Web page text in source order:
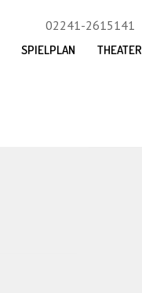
02241-2615141
SPIELPLAN THEATER